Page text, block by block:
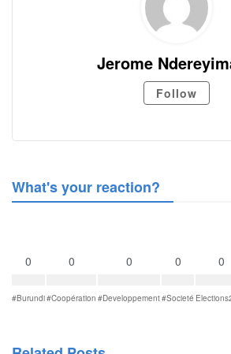
Jerome
Follow
What's your reaction?
0
#Burundi
0
#Coopération
0
#Developpement
0
#Societé
0